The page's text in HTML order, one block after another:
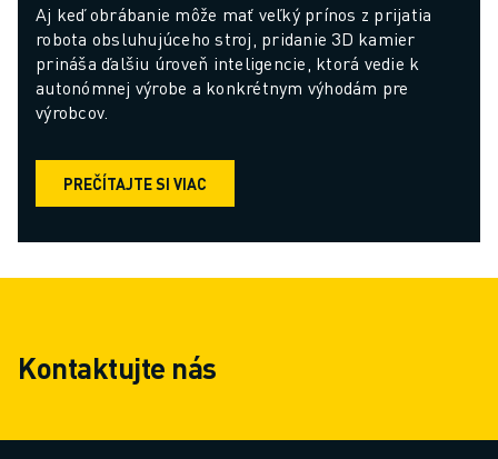
Aj keď obrábanie môže mať veľký prínos z prijatia
robota obsluhujúceho stroj, pridanie 3D kamier
prináša ďalšiu úroveň inteligencie, ktorá vedie k
autonómnej výrobe a konkrétnym výhodám pre
výrobcov.
PREČÍTAJTE SI VIAC
Kontaktujte nás